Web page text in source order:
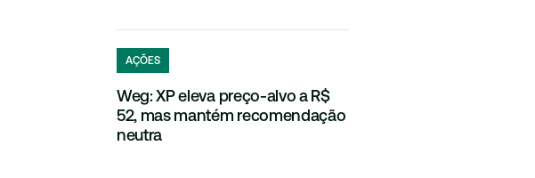
AÇÕES
Weg: XP eleva preço-alvo a R$
52, mas mantém recomendação
neutra